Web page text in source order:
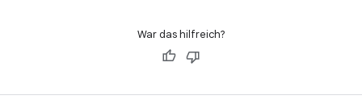
War das hilfreich?